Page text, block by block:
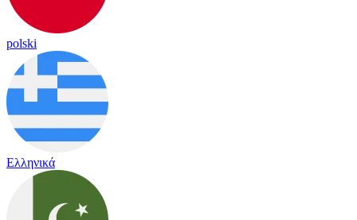
polski
Ελληνικά